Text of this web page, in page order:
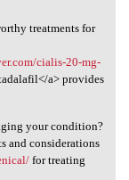
treatments for
cialis-20-mg-
a> provides
your condition?
and considerations
for treating